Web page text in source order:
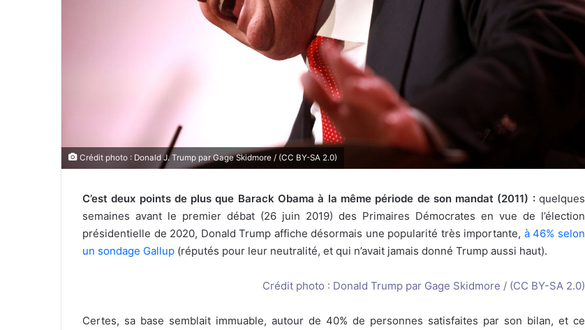
Crédit photo : Donald J. Trump par Gage Skidmore / (CC BY-SA 2.0)
C’est deux points de plus que Barack Obama à la même période de son mandat (2011) :quelques
semaines avant le premier débat (26 juin 2019) des Primaires Démocrates en vue de l’élection
présidentielle de 2020, Donald Trump affiche désormais une popularité très importante, à 46% selon
un sondage Gallup (réputés pour leur neutralité, et qui n’avait jamais donné Trump aussi haut).
Crédit photo : Donald Trump par Gage Skidmore / (CC BY-SA 2.0)
Certes, sa base semblait immuable, autour de 40% de personnes satisfaites par son bilan, et ce